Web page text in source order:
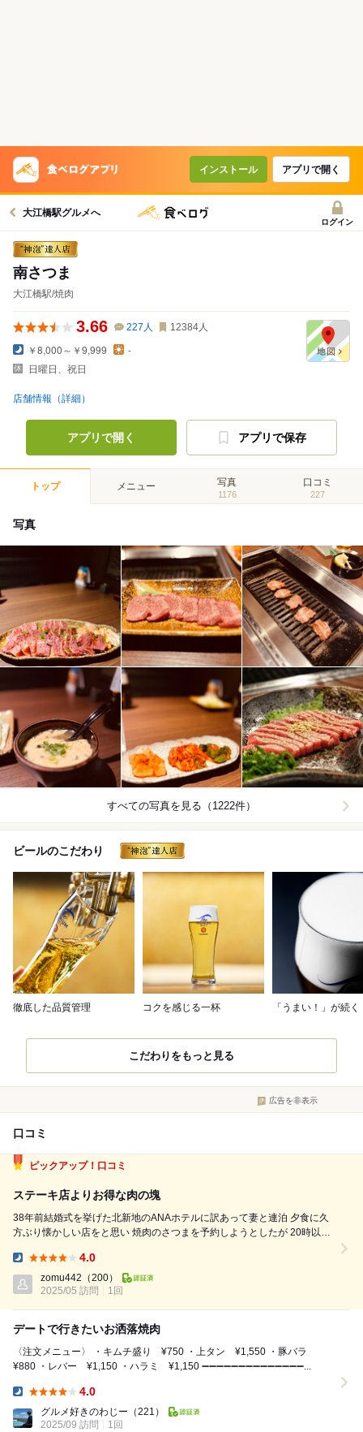
インストール アプリで開く
大江橋駅グルメへ
ログイン
南さつま
大江橋駅/焼肉
3.66 227 人 12384人
￥8,000～￥9,999
-
日曜日、祝日
店舗情報（詳細）
アプリで開く アプリで保存
トップ メニュー 写真
1176
口コミ
227
写真
すべての写真を見る（1222件）
ビールのこだわり
徹底した品質管理 コクを感じる一杯 「うまい！」が続く
こだわりをもっと見る
広告を非表示
口コミ
ピックアップ！口コミ
ステーキ店よりお得な肉の塊
38年前結婚式を挙げた北新地のANAホテルに訳あって妻と連泊 夕食に久
方ぶり懐かしい店をと思い 焼肉のさつまを予約しようとしたが 20時以降
4.0
zomu442 （200）
2025/05 訪問
1回
デートで行きたいお洒落焼肉
〈注文メニュー〉 ・キムチ盛り ¥750 ・上タン ¥1,550 ・豚バラ
¥880 ・レバー ¥1,150 ・ハラミ ¥1,150 ➖➖➖➖➖➖➖➖➖➖➖➖➖➖...
4.0
グルメ好きのわじー （221）
2025/09 訪問
1回